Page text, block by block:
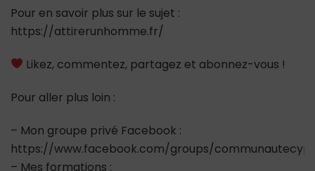
Pour en savoir plus sur le sujet :
https://attirerunhomme.fr/
Likez, commentez, partagez et abonnez-vous !
Pour aller plus loin :
– Mon groupe privé Facebook :
https://www.facebook.com/groups/
– Mes formations :